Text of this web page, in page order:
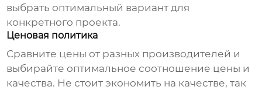
выбрать оптимальный вариант для
конкретного проекта.
Ценовая политика
Сравните цены от разных производителей и
выбирайте оптимальное соотношение цены и
качества. Не стоит экономить на качестве, так